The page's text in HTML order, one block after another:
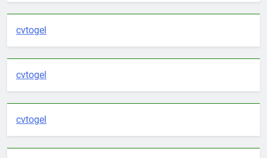
cvtogel
cvtogel
cvtogel